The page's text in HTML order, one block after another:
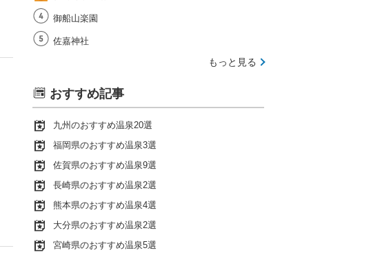
御船山楽園
佐嘉神社
もっと見る
おすすめ記事
九州のおすすめ温泉20選
福岡県のおすすめ温泉3選
佐賀県のおすすめ温泉9選
長崎県のおすすめ温泉2選
熊本県のおすすめ温泉4選
大分県のおすすめ温泉2選
宮崎県のおすすめ温泉5選